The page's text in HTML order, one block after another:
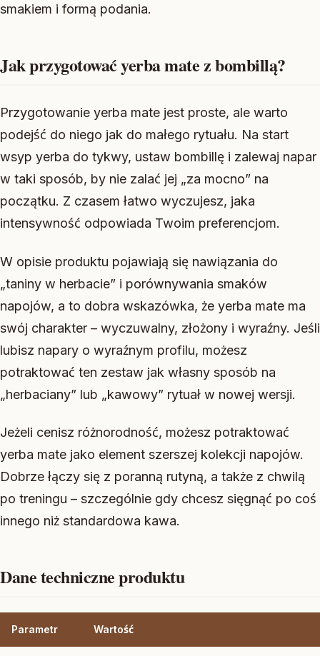
smakiem i formą podania.
Jak przygotować yerba mate z bombillą?
Przygotowanie yerba mate jest proste, ale warto
podejść do niego jak do małego rytuału. Na start
wsyp yerba do tykwy, ustaw bombillę i zalewaj napar
w taki sposób, by nie zalać jej „za mocno” na
początku. Z czasem łatwo wyczujesz, jaka
intensywność odpowiada Twoim preferencjom.
W opisie produktu pojawiają się nawiązania do
„taniny w herbacie” i porównywania smaków
napojów, a to dobra wskazówka, że yerba mate ma
swój charakter – wyczuwalny, złożony i wyraźny. Jeśli
lubisz napary o wyraźnym profilu, możesz
potraktować ten zestaw jak własny sposób na
„herbaciany” lub „kawowy” rytuał w nowej wersji.
Jeżeli cenisz różnorodność, możesz potraktować
yerba mate jako element szerszej kolekcji napojów.
Dobrze łączy się z poranną rutyną, a także z chwilą
po treningu – szczególnie gdy chcesz sięgnąć po coś
innego niż standardowa kawa.
Dane techniczne produktu
Parametr Wartość